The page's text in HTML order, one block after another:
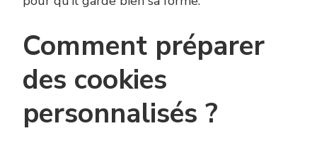
Comment préparer
des cookies
personnalisés ?